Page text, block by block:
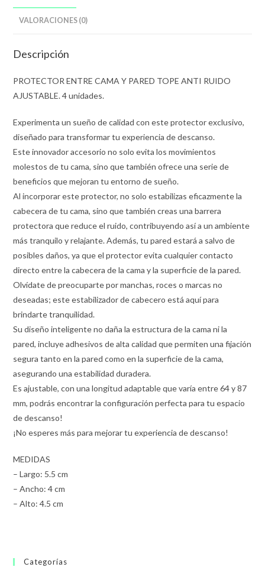
87mm
cantidad
VALORACIONES (0)
Descripción
PROTECTOR ENTRE CAMA Y PARED TOPE ANTI RUIDO
AJUSTABLE. 4 unidades.
Experimenta un sueño de calidad con este protector exclusivo,
diseñado para transformar tu experiencia de descanso.
Este innovador accesorio no solo evita los movimientos
molestos de tu cama, sino que también ofrece una serie de
beneficios que mejoran tu entorno de sueño.
Al incorporar este protector, no solo estabilizas eficazmente la
cabecera de tu cama, sino que también creas una barrera
protectora que reduce el ruido, contribuyendo así a un ambiente
más tranquilo y relajante. Además, tu pared estará a salvo de
posibles daños, ya que el protector evita cualquier contacto
directo entre la cabecera de la cama y la superficie de la pared.
Olvídate de preocuparte por manchas, roces o marcas no
deseadas; este estabilizador de cabecero está aquí para
brindarte tranquilidad.
Su diseño inteligente no daña la estructura de la cama ni la
pared, incluye adhesivos de alta calidad que permiten una fijación
segura tanto en la pared como en la superficie de la cama,
asegurando una estabilidad duradera.
Es ajustable, con una longitud adaptable que varía entre 64 y 87
mm, podrás encontrar la configuración perfecta para tu espacio
de descanso!
¡No esperes más para mejorar tu experiencia de descanso!
MEDIDAS
– Largo: 5.5 cm
– Ancho: 4 cm
– Alto: 4.5 cm
Categorías